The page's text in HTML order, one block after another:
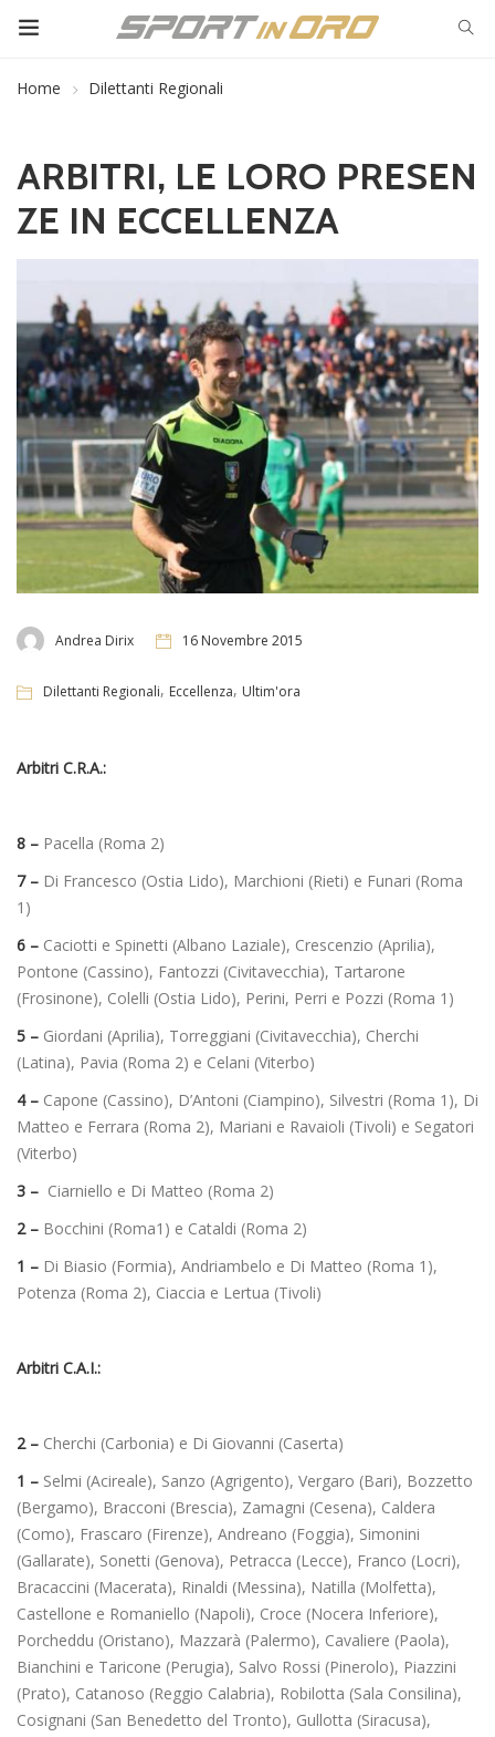
Home Dilettanti Regionali
ARBITRI, LE LORO PRESEN
ZE IN ECCELLENZA
Andrea Dirix 16 Novembre 2015
Dilettanti Regionali, Eccellenza, Ultim'ora
Arbitri C.R.A.:
8 – Pacella (Roma 2)
7 – Di Francesco (Ostia Lido), Marchioni (Rieti) e Funari (Roma
1)
6 – Caciotti e Spinetti (Albano Laziale), Crescenzio (Aprilia),
Pontone (Cassino), Fantozzi (Civitavecchia), Tartarone
(Frosinone), Colelli (Ostia Lido), Perini, Perri e Pozzi (Roma 1)
5 – Giordani (Aprilia), Torreggiani (Civitavecchia), Cherchi
(Latina), Pavia (Roma 2) e Celani (Viterbo)
4 – Capone (Cassino), D’Antoni (Ciampino), Silvestri (Roma 1), Di
Matteo e Ferrara (Roma 2), Mariani e Ravaioli (Tivoli) e Segatori
(Viterbo)
3 – Ciarniello e Di Matteo (Roma 2)
2 – Bocchini (Roma1) e Cataldi (Roma 2)
1 – Di Biasio (Formia), Andriambelo e Di Matteo (Roma 1),
Potenza (Roma 2), Ciaccia e Lertua (Tivoli)
Arbitri C.A.I.:
2 – Cherchi (Carbonia) e Di Giovanni (Caserta)
1 – Selmi (Acireale), Sanzo (Agrigento), Vergaro (Bari), Bozzetto
(Bergamo), Bracconi (Brescia), Zamagni (Cesena), Caldera
(Como), Frascaro (Firenze), Andreano (Foggia), Simonini
(Gallarate), Sonetti (Genova), Petracca (Lecce), Franco (Locri),
Bracaccini (Macerata), Rinaldi (Messina), Natilla (Molfetta),
Castellone e Romaniello (Napoli), Croce (Nocera Inferiore),
Porcheddu (Oristano), Mazzarà (Palermo), Cavaliere (Paola),
Bianchini e Taricone (Perugia), Salvo Rossi (Pinerolo), Piazzini
(Prato), Catanoso (Reggio Calabria), Robilotta (Sala Consilina),
Cosignani (San Benedetto del Tronto), Gullotta (Siracusa),